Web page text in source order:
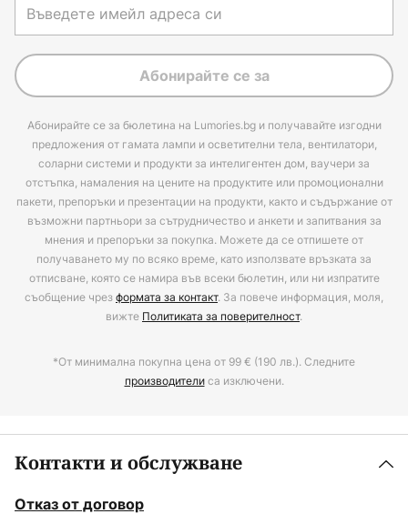
Абонирайте се за
Абонирайте се за бюлетина на Lumories.bg и получавайте изгодни
предложения от гамата лампи и осветителни тела, вентилатори,
соларни системи и продукти за интелигентен дом, ваучери за
отстъпка, намаления на цените на продуктите или промоционални
пакети, препоръки и презентации на продукти, както и съдържание от
възможни партньори за сътрудничество и анкети и запитвания за
мнения и препоръки за покупка. Можете да се отпишете от
получаването му по всяко време, като използвате връзката за
отписване, която се намира във всеки бюлетин, или ни изпратите
съобщение чрезформата за контакт. За повече информация, моля,
вижте Политиката за поверителност.
*От минимална покупна цена от 99 € (190 лв.). Следните
производителиса изключени.
Контакти и обслужване
Отказ от договор